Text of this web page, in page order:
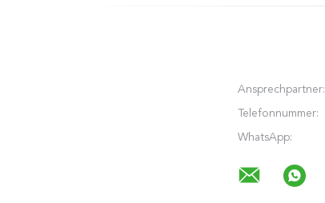
Ansprechpartner:
Telefonnummer:
WhatsApp: